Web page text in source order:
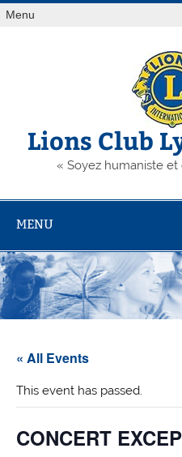
Skip
toMenu
Lions Club
« Soyez humaniste et
MENU
« All Events
This event has passed.
CONCERT